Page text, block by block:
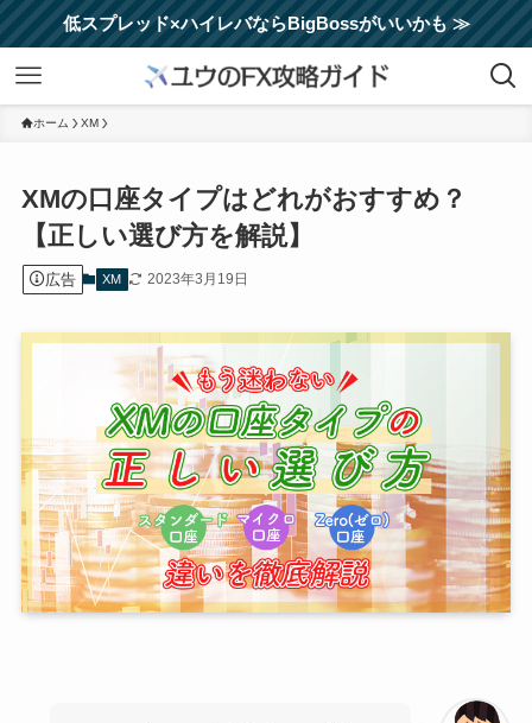
低スプレッド×ハイレバならBigBossがいいかも ≫
ホーム XM
XMの口座タイプはどれがおすすめ？
【正しい選び方を解説】
広告 XM 2023年3月19日